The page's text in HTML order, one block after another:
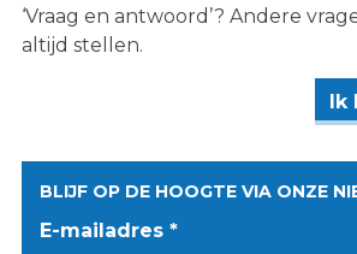
‘Vraag en antwoord’? Andere
altijd stellen.
Ik
BLIJF OP DE HOOGTE VIA ONZE
E-mailadres *